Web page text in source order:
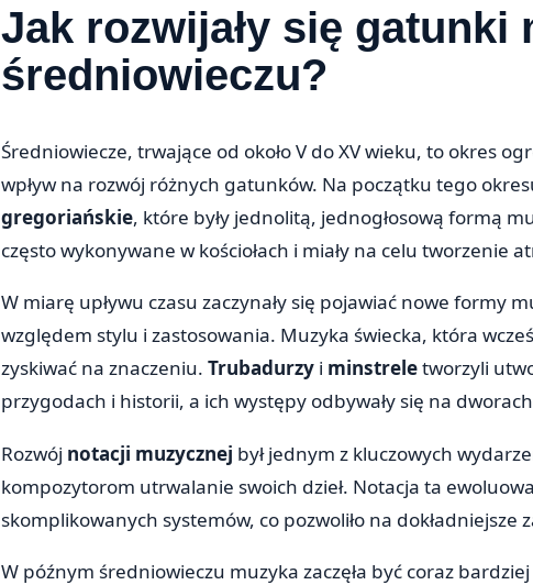
Jak rozwijały się gatunki
średniowieczu?
Średniowiecze, trwające od około V do XV wieku, to okres
wpływ na rozwój różnych gatunków. Na początku tego
gregoriańskie, które były jednolitą, jednogłosową formą
często wykonywane w kościołach i miały na celu tworzenie
W miarę upływu czasu zaczynały się pojawiać nowe formy
względem stylu i zastosowania. Muzyka świecka, która
zyskiwać na znaczeniu. Trubadurzy i minstreletworzyli
przygodach i historii, a ich występy odbywały się na
Rozwój notacji muzycznej był jednym z kluczowych
kompozytorom utrwalanie swoich dzieł. Notacja ta
skomplikowanych systemów, co pozwoliło na dokładniejsze
W późnym średniowieczu muzyka zaczęła być coraz